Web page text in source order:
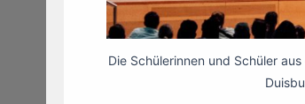
Die Schülerinnen und Schüler